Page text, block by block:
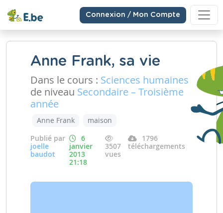
Connexion / Mon Compte
Anne Frank, sa vie
Dans le cours : Sciences humaines
de niveau Secondaire – Troisième
année
Anne Frank
maison
Publié par
joelle
baudot
6
janvier
2013
21:18
3507
vues
1796
téléchargements